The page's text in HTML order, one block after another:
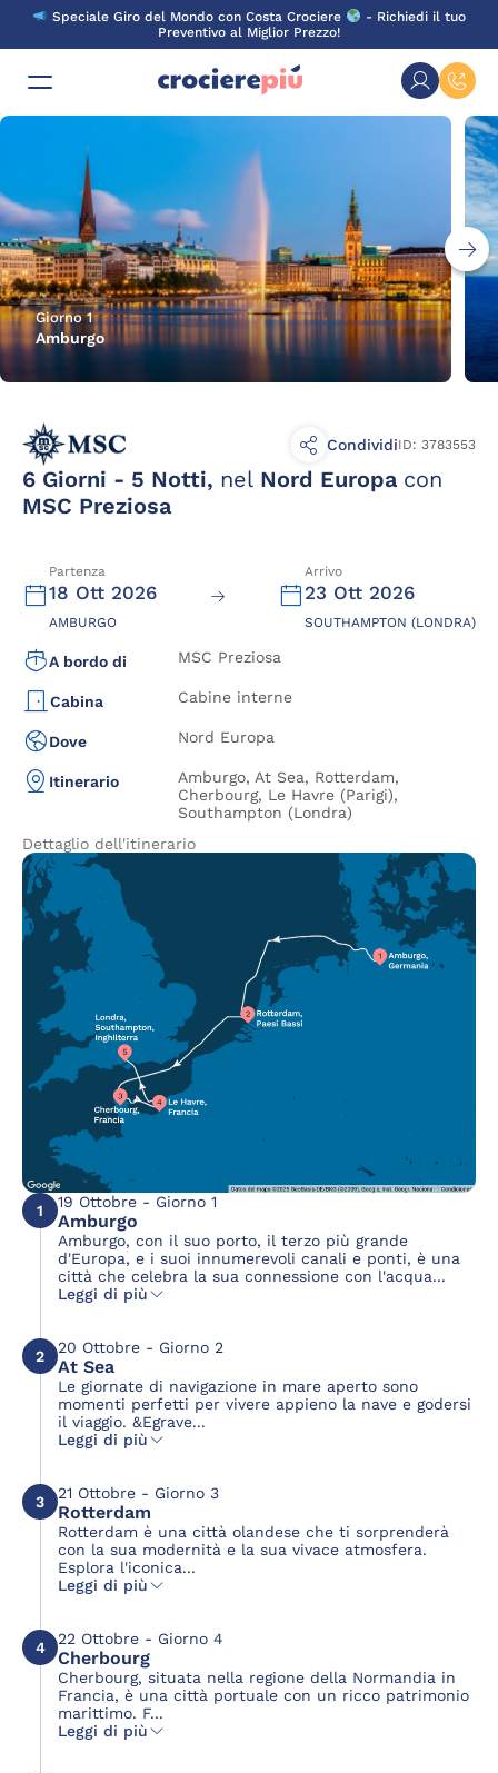
Skip
content
Speciale Giro del Mondo con Costa Crociere
- Richiedi il tuo
Preventivo al Miglior Prezzo!
Giorno 1
Amburgo
6 Giorni - 5 Notti, nel Nord Europa con
MSC Preziosa
CondividiID: 3783553
Partenza
18 Ott 2026
AMBURGO
Arrivo
23 Ott 2026
SOUTHAMPTON (LONDRA)
A bordo di MSC Preziosa
Cabina Cabine interne
Dove Nord Europa
Itinerario
Amburgo, At Sea, Rotterdam,
Cherbourg, Le Havre (Parigi),
Southampton (Londra)
Dettaglio dell'itinerario
1 19 Ottobre - Giorno 1
Amburgo
Amburgo, con il suo porto, il terzo più grande
d'Europa, e i suoi innumerevoli canali e ponti, è una
città che celebra la sua connessione con l'acqua...
Leggi di più
2 20 Ottobre - Giorno 2
At Sea
Le giornate di navigazione in mare aperto sono
momenti perfetti per vivere appieno la nave e godersi
il viaggio. &Egrave...
Leggi di più
3 21 Ottobre - Giorno 3
Rotterdam
Rotterdam è una città olandese che ti sorprenderà
con la sua modernità e la sua vivace atmosfera.
Esplora l'iconica...
Leggi di più
4 22 Ottobre - Giorno 4
Cherbourg
Cherbourg, situata nella regione della Normandia in
Francia, è una città portuale con un ricco patrimonio
marittimo. F...
Leggi di più